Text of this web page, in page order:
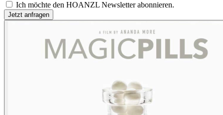
Ich möchte den HOANZL Newsletter abonnieren.